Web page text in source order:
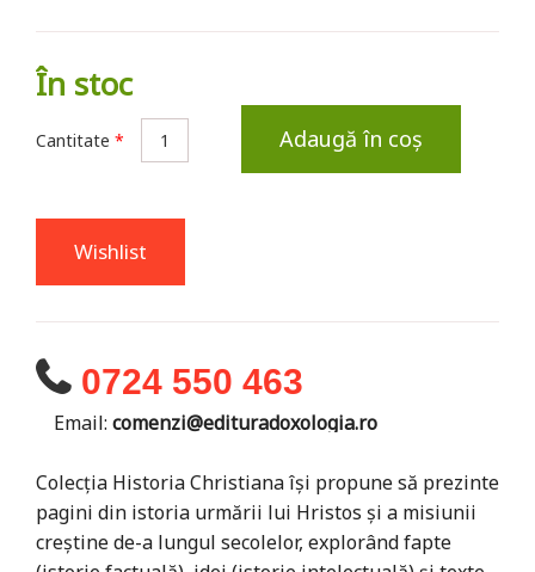
În stoc
Cantitate * Adaugă în coș
Wishlist
0724 550 463
Email: comenzi@edituradoxologia.ro
Colecția Historia Christiana își propune să prezinte
pagini din istoria urmării lui Hristos și a misiunii
creștine de-a lungul secolelor, explorând fapte